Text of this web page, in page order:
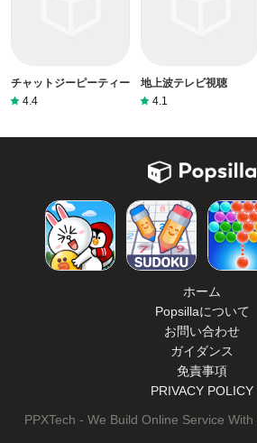
チャットジーピーティー
4.4
地上波テレビ視聴
4.1
ホーム
Popsillaについて
お問い合わせ
ガイダンス
免責事項
PRIVACY POLICY
PPXTech - We Build Online Service